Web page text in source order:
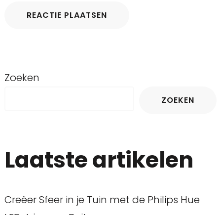
Zoeken
ZOEKEN
Laatste artikelen
Creëer Sfeer in je Tuin met de Philips Hue